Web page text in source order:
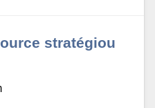
stratégiou